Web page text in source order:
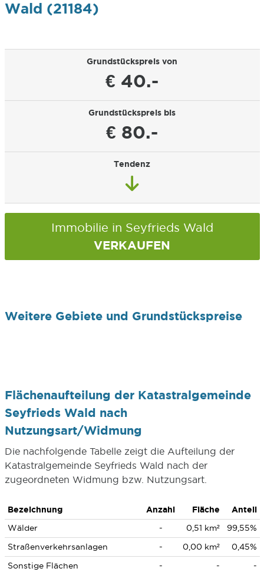
Wald (21184)
Grundstückspreis von
€ 40.-
Grundstückspreis bis
€ 80.-
Tendenz
Immobilie in Seyfrieds Wald
VERKAUFEN
Weitere Gebiete und Grundstückspreise
Flächenaufteilung der Katastralgemeinde
Seyfrieds Wald nach
Nutzungsart/Widmung
Die nachfolgende Tabelle zeigt die Aufteilung der
Katastralgemeinde Seyfrieds Wald nach der
zugeordneten Widmung bzw. Nutzungsart.
Bezeichnung Anzahl Fläche
Anteil
Wälder
- 0,51 km²
99,55%
Straßenverkehrsanlagen
- 0,00 km²
0,45%
Sonstige Flächen
- - -